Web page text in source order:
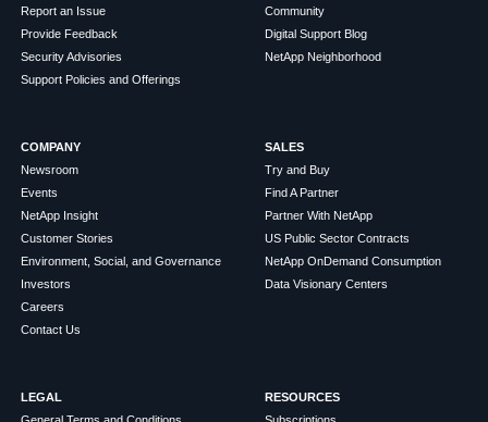
Report an Issue
Provide Feedback
Security Advisories
Support Policies and Offerings
Community
Digital Support Blog
NetApp Neighborhood
COMPANY
Newsroom
Events
NetApp Insight
Customer Stories
Environment, Social, and Governance
Investors
Careers
Contact Us
SALES
Try and Buy
Find A Partner
Partner With NetApp
US Public Sector Contracts
NetApp OnDemand Consumption
Data Visionary Centers
LEGAL
RESOURCES